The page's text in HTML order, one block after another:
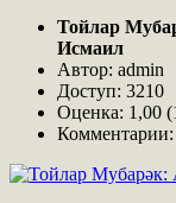
Тойлар
Исмаил
Автор: admin
Доступ: 3210
Оценка: 1,00